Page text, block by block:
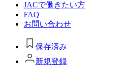
JACで働きたい方
FAQ
お問い合わせ
保存済み
新規登録